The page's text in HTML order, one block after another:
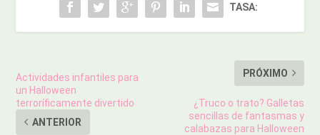
TASA:
Actividades infantiles para
un Halloween
terroríficamente divertido
ANTERIOR
PRÓXIMO
¿Truco o trato? Galletas
sencillas de fantasmas y
calabazas para Halloween